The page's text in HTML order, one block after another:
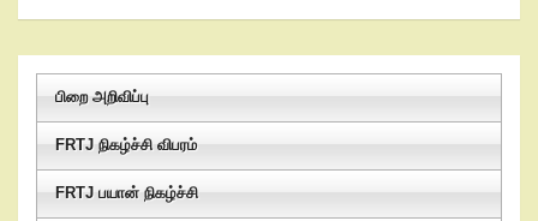
பிறை அறிவிப்பு
FRTJ நிகழ்ச்சி விபரம்
FRTJ பயான் நிகழ்ச்சி